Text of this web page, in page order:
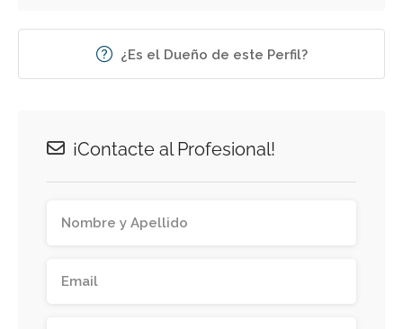
¿Es el Dueño de este Perfil?
¡Contacte al Profesional!